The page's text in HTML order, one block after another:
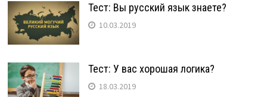
Тест: Вы русский язык знаете?
10.03.2019
Тест: У вас хорошая логика?
18.03.2019